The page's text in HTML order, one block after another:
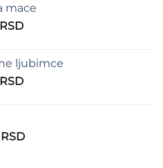
1.250 RSD
mace
RSDRaspon
390 RSD
do
ljubimce
RSDRaspon
do
RSDRaspon